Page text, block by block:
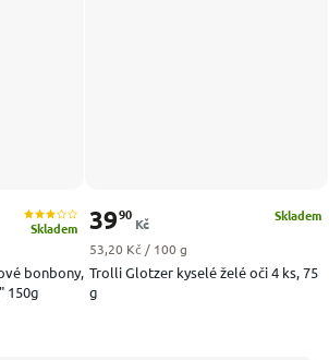
bonbony,
150g
Skladem
Trolli Glotzer kyselé želé oči 4 ks, 75
g
Skladem
3990
Kč
Měrná cena:
53,20 Kč / 100 g